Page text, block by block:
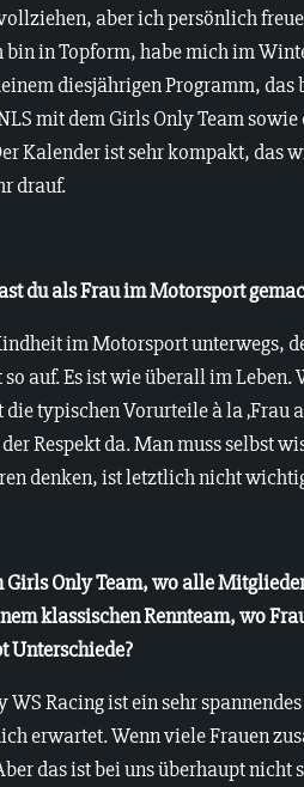
aber ich persönlich
in Topform, habe mich im
diesjährigen Programm, das
mit dem Girls Only Team sowie
Kalender ist sehr kompakt, das
drauf.
du als Frau im Motorsport
im Motorsport unterwegs,
auf. Es ist wie überall im Leben.
typischen Vorurteile à la ‚Frau
Respekt da. Man muss selbst
denken, ist letztlich nicht
Girls Only Team, wo alle
klassischen Rennteam, wo
Unterschiede?
WS Racing ist ein sehr
erwartet. Wenn viele Frauen
das ist bei uns überhaupt nicht